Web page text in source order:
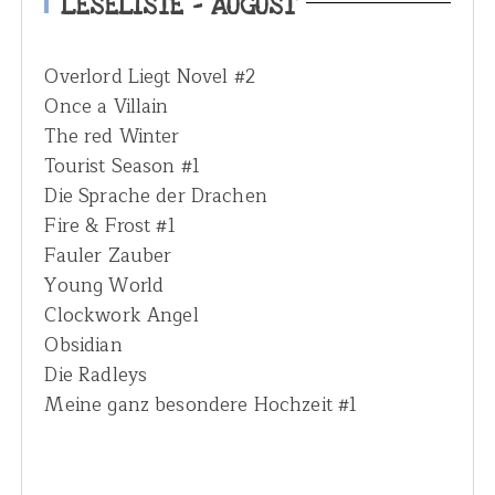
f
r
:
Overlord Liegt Novel #2
Once a Villain
The red Winter
Tourist Season #1
Die Sprache der Drachen
Fire & Frost #1
Fauler Zauber
Young World
Clockwork Angel
Obsidian
Die Radleys
Meine ganz besondere Hochzeit #1